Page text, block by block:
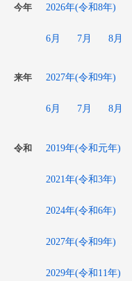
今年 2026年(令和8年)
6月 7月 8月
来年 2027年(令和9年)
6月 7月 8月
令和 2019年(令和元年)
2021年(令和3年)
2024年(令和6年)
2027年(令和9年)
2029年(令和11年)